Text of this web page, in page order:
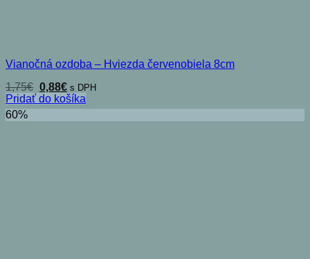
Vianočná ozdoba – Hviezda červenobiela 8cm
1,75€ Pôvodná
cena
bola:
1,75€.
0,88€Aktuálna
cena
je:
0,88€.
s DPH
Pridať do košíka
60%